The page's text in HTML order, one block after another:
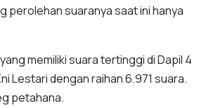
perolehan suaranya saat ini hanya
memiliki suara tertinggi di Dapil 4
Lestari dengan raihan 6.971 suara.
petahana.